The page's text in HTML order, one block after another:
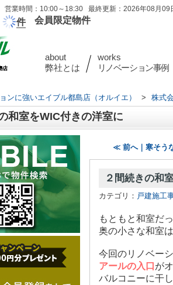
営業時間：10:00～18:30 最終更新：2026年08月09
件 会員限定物件
about
弊社とは
works
リノベーション事例
ンに強いエイブル都島店（オルイエ） > 株式
和室をWIC付きの洋室に
≪ 前へ｜寒そう
２間続きの和
カテゴリ： 戸建施工
もともと和室だ
奥の小さな和室
今回のリノベー
アールの入口 が
バルコニーに干